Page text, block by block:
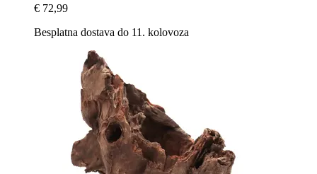
€ 72,99
Besplatna dostava do 11. kolovoza